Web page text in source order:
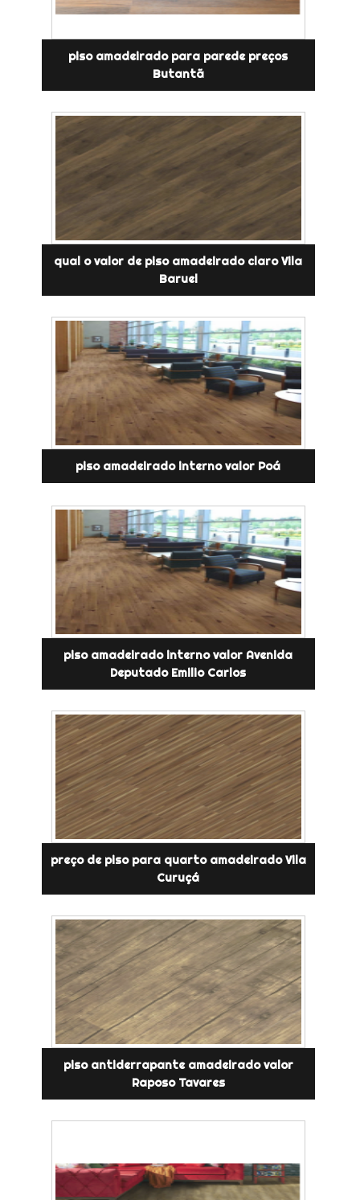
piso amadeirado para parede preços
Butantã
qual o valor de piso amadeirado claro Vila
Baruel
piso amadeirado interno valor Poá
piso amadeirado interno valor Avenida
Deputado Emilio Carlos
preço de piso para quarto amadeirado Vila
Curuçá
piso antiderrapante amadeirado valor
Raposo Tavares